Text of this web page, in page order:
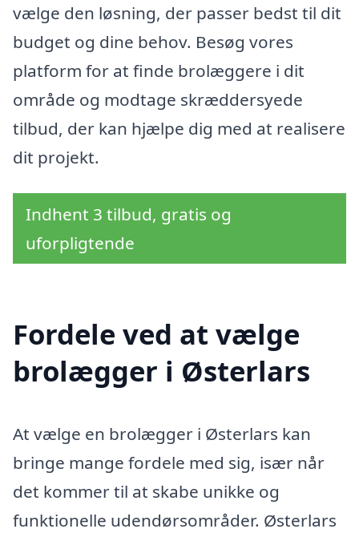
vælge den løsning, der passer bedst til dit
budget og dine behov. Besøg vores
platform for at finde brolæggere i dit
område og modtage skræddersyede
tilbud, der kan hjælpe dig med at realisere
dit projekt.
Indhent 3 tilbud, gratis og
uforpligtende
Fordele ved at vælge
brolægger i Østerlars
At vælge en brolægger i Østerlars kan
bringe mange fordele med sig, især når
det kommer til at skabe unikke og
funktionelle udendørsområder. Østerlars